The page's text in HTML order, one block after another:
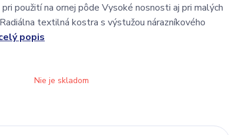
použití na ornej pôde Vysoké nosnosti aj pri malých
textilná kostra s výstužou nárazníkového
popis
Nie je skladom